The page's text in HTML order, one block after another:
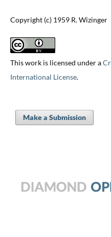
Copyright (c) 1959 R. Wizinger
This work is licensed under a
International License.
Make a Submission